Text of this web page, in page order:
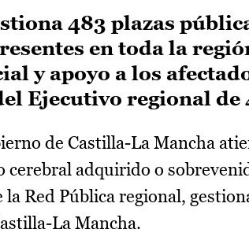
483 plazas
en toda la
y apoyo a los
Ejecutivo regional de
de Castilla-La Mancha
adquirido o
Red Pública regional,
La Mancha.